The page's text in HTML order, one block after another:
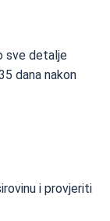
sve detalje
dana nakon
i provjeriti